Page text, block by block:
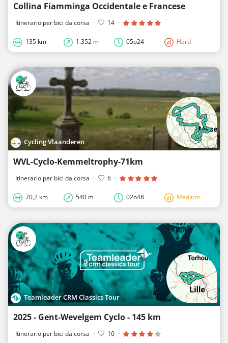
Collina Fiamminga Occidentale e Francese
Itinerario per bici da corsa · 14 ·
135 km 1.352 m 05o24 Hard
Cycling Vlaanderen
WVL-Cyclo-Kemmeltrophy-71km
Itinerario per bici da corsa · 6 ·
70,2 km 540 m 02o48 Medium
Teamleader CRM Classics Tour
2025 - Gent-Wevelgem Cyclo - 145 km
Itinerario per bici da corsa · 10 ·